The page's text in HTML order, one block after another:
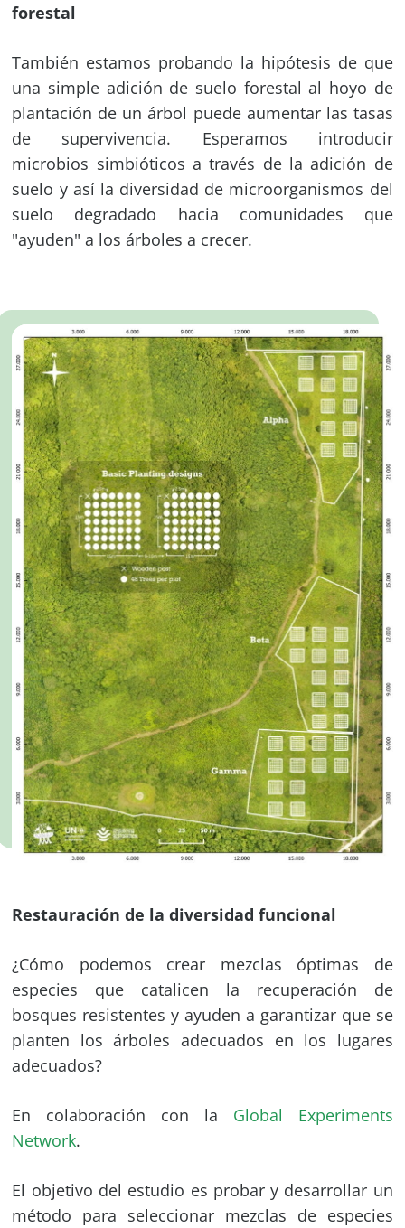
forestal
También estamos probando la hipótesis de que
una simple adición de suelo forestal al hoyo de
plantación de un árbol puede aumentar las tasas
de supervivencia. Esperamos introducir
microbios simbióticos a través de la adición de
suelo y así la diversidad de microorganismos del
suelo degradado hacia comunidades que
"ayuden" a los árboles a crecer.
Restauración de la diversidad funcional
¿Cómo podemos crear mezclas óptimas de
especies que catalicen la recuperación de
bosques resistentes y ayuden a garantizar que se
planten los árboles adecuados en los lugares
adecuados?
En colaboración con la Global Experiments
Network.
El objetivo del estudio es probar y desarrollar un
método para seleccionar mezclas de especies